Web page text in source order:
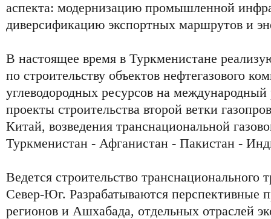
аспекта: модернизацию промышленной
диверсификацию экспортных маршрутов и
В настоящее время в Туркменистане
по строительству объектов нефтегазового
углеводородных ресурсов на
проекты строительства второй ветки
Китай, возведения транснациональной
Туркменистан - Афганистан - Пакистан -
Ведется строительство транснационального
Север-Юг. Разрабатываются перспективные
регионов и Ашхабада, отдельных отраслей